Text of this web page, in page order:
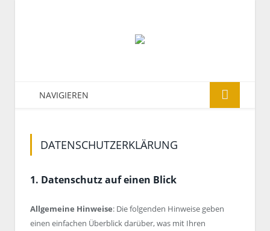
NAVIGIEREN
DATENSCHUTZERKLÄRUNG
1. Datenschutz auf einen Blick
Allgemeine Hinweise: Die folgenden Hinweise geben
einen einfachen Überblick darüber, was mit Ihren